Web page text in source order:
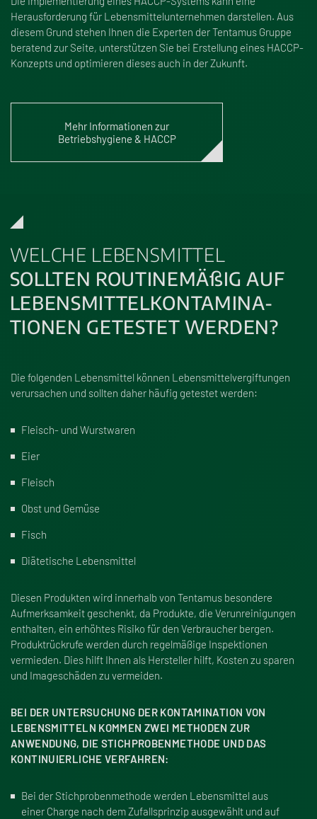
Herausforderung für Lebensmittelunternehmen darstellen. Aus
diesem Grund stehen Ihnen die Experten der Tentamus Gruppe
beratend zur Seite, unterstützen Sie bei Erstellung eines HACCP-
Konzepts und optimieren dieses auch in der Zukunft.
Mehr Informationen zur
Betriebshygiene & HACCP
WELCHE LEBENSMITTEL
SOLLTEN ROUTINEMÄßIG AUF
LEBENS­MIT­TEL­KON­TA­MI­NA­
TIONEN GETESTET WERDEN?
Die folgenden Lebensmittel können Lebensmittelvergiftungen
verursachen und sollten daher häufig getestet werden:
Fleisch- und Wurstwaren
Eier
Fleisch
Obst und Gemüse
Fisch
Diätetische Lebensmittel
Diesen Produkten wird innerhalb von Tentamus besondere
Aufmerksamkeit geschenkt, da Produkte, die Verunreinigungen
enthalten, ein erhöhtes Risiko für den Verbraucher bergen.
Produktrückrufe werden durch regelmäßige Inspektionen
vermieden. Dies hilft Ihnen als Hersteller hilft, Kosten zu sparen
und Imageschäden zu vermeiden.
BEI DER UNTERSUCHUNG DER KONTAMINATION VON
LEBENSMITTELN KOMMEN ZWEI METHODEN ZUR
ANWENDUNG, DIE STICHPROBENMETHODE UND DAS
KONTINUIERLICHE VERFAHREN:
Bei der Stichprobenmethode werden Lebensmittel aus
einer Charge nach dem Zufallsprinzip ausgewählt und auf